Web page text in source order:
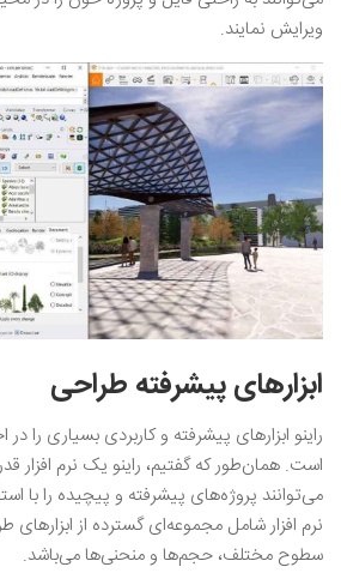
ویرایش نمایند.
ابزارهای پیشرفته‌ طراحی
راینو ابزارهای پیشرفته و کاربردی بسیاری را در
است. همان‌طور که گفتیم، راینو یک نرم افزار
می‌توانند پروژه‌های پیشرفته‌ و پیچیده را با
نرم افزار شامل مجموعه‌ای گسترده از
سطوح مختلف، حجم‌ها و منحنی‌ها می‌باشد.